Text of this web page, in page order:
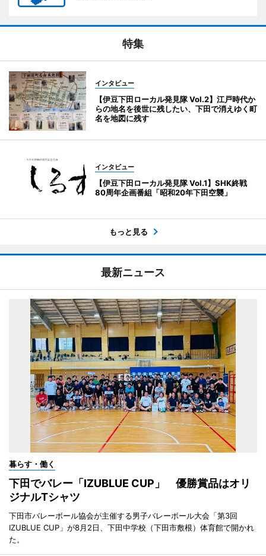
特集
インタビュー
【伊豆下田ローカル発見隊 Vol.2】江戸時代か
らの地名を後世に残したい、下田で消えゆく町
名を地図に残す
インタビュー
【伊豆下田ローカル発見隊 Vol.1】SHK終戦
80周年企画番組「昭和20年下田空襲」
もっと見る
最新ニュース
暮らす・働く
下田でバレー「IZUBLUE CUP」 優勝賞品はオリ
ジナルTシャツ
下田市バレーボール協会が主催する男子バレーボール大会「第3回
IZUBLUE CUP」が8月2日、下田中学校（下田市敷根）体育館で開かれ
た。